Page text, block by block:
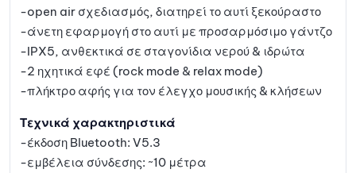
-open air σχεδιασμός, διατηρεί το αυτί ξεκούραστο
-άνετη εφαρμογή στο αυτί με προσαρμόσιμο γάντζο
-IPX5, ανθεκτικά σε σταγονίδια νερού & ιδρώτα
-2 ηχητικά εφέ (rock mode & relax mode)
-πλήκτρο αφής για τον έλεγχο μουσικής & κλήσεων
Τεχνικά χαρακτηριστικά
-έκδοση Bluetooth: V5.3
-εμβέλεια σύνδεσης: ~10 μέτρα